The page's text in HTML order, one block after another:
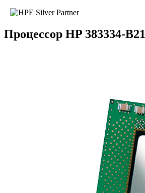
Процессор HP 383334-B21